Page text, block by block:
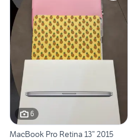
6
MacBook Pro Retina 13” 2015